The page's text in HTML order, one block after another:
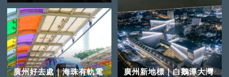
廣州好去處｜海珠有軌電
廣州新地標｜白鵝潭大灣